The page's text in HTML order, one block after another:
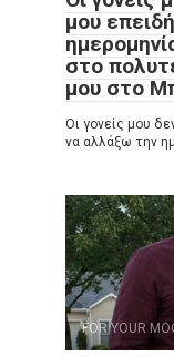
μου
στο
μου στο
Οι γονείς μου
να αλλάξω την
FOR YOUR